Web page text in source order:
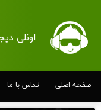
اونلی
صفحه اصلی تماس با ما